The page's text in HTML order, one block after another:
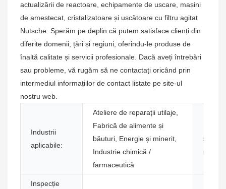
actualizării de reactoare, echipamente de uscare, mașini
de amestecat, cristalizatoare și uscătoare cu filtru agitat
Nutsche. Sperăm pe deplin că putem satisface clienți din
diferite domenii, țări și regiuni, oferindu-le produse de
înaltă calitate și servicii profesionale. Dacă aveți întrebări
sau probleme, vă rugăm să ne contactați oricând prin
intermediul informațiilor de contact listate pe site-ul
nostru web.
Industrii
aplicabile:
Ateliere de reparații utilaje,
Fabrică de alimente și
băuturi, Energie și minerit,
Industrie chimică /
farmaceutică
Inspecție